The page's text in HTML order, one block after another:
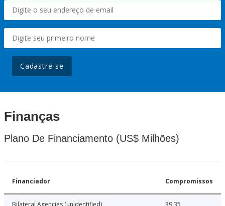
Cadastre-se
Finanças
Plano De Financiamento (US$ Milhões)
Financiador Compromissos